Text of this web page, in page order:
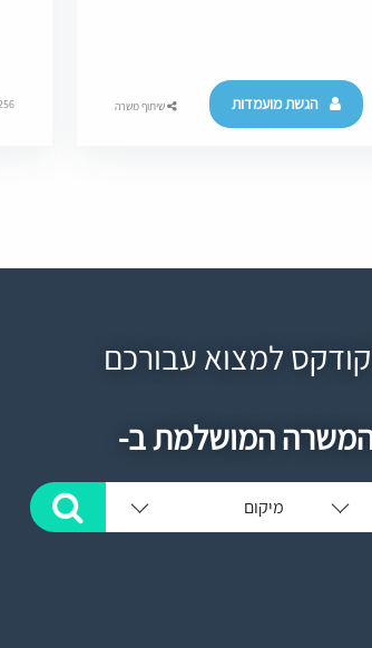
הגשת מועמדות שיתוף משרה
למצוא עבורכם
המושלמת ב-
מיקום